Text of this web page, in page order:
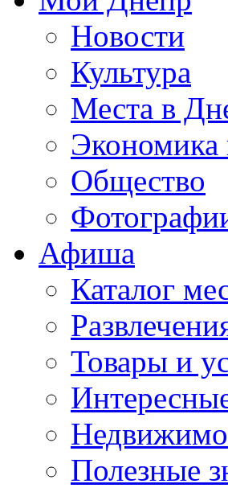
Новости
Культура
Места в
Экономика
Общество
Афиша
Каталог
Товары и
Полезные